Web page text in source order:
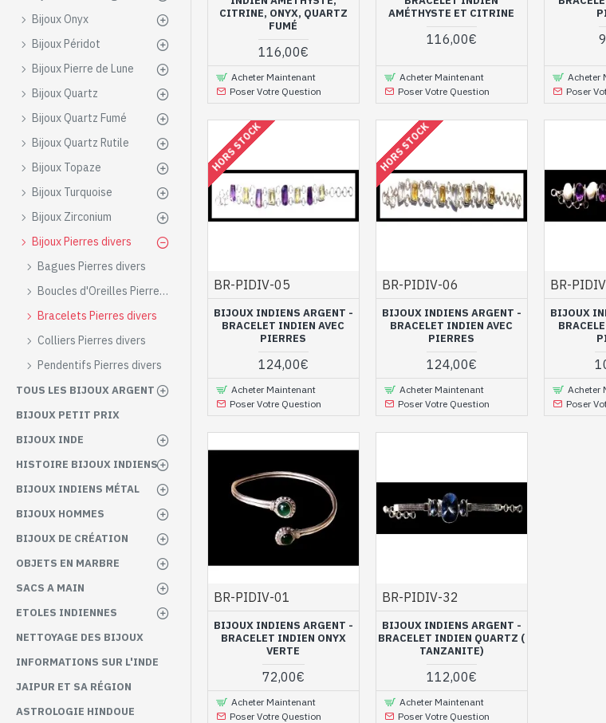
Bijoux Onyx
Bijoux Péridot
Bijoux Pierre de Lune
Bijoux Quartz
Bijoux Quartz Fumé
Bijoux Quartz Rutile
Bijoux Topaze
Bijoux Turquoise
Bijoux Zirconium
Bijoux Pierres divers
Bagues Pierres divers
Boucles d'Oreilles Pierres divers
Bracelets Pierres divers
Colliers Pierres divers
Pendentifs Pierres divers
TOUS LES BIJOUX ARGENT
BIJOUX PETIT PRIX
BIJOUX INDE
HISTOIRE BIJOUX INDIENS
BIJOUX INDIENS MÉTAL
BIJOUX HOMMES
BIJOUX DE CRÉATION
OBJETS EN MARBRE
SACS A MAIN
ETOLES INDIENNES
NETTOYAGE DES BIJOUX
INFORMATIONS SUR L'INDE
JAIPUR ET SA RÉGION
ASTROLOGIE HINDOUE
au contact de la peau, l'énergie de la pierre entre en résonance avec
des vertus de chaque pierre sertie sur ces bijoux indiens . Envie d’un joli
d’un savoir-faire ancestral, c’est le moment de se faire plaisir en
Des bracelets indiens lumineux composés de
touche d'originalité
CITRINE, ONYX, QUARTZ
FUMÉ
116,00€
Acheter Maintenant
Poser Votre Question
AMÉTHYSTE ET CITRINE
116,00€
Acheter Maintenant
Poser Votre Question
Acheter
Poser
HORS STOCK
BR-PIDIV-05
BIJOUX INDIENS ARGENT -
BRACELET INDIEN AVEC
PIERRES
124,00€
Acheter Maintenant
Poser Votre Question
HORS STOCK
BR-PIDIV-06
BIJOUX INDIENS ARGENT -
BRACELET INDIEN AVEC
PIERRES
124,00€
Acheter Maintenant
Poser Votre Question
BR-
BIJOUX
Acheter
Poser
BR-PIDIV-01
BIJOUX INDIENS ARGENT -
BRACELET INDIEN ONYX
VERTE
72,00€
Acheter Maintenant
Poser Votre Question
BR-PIDIV-32
BIJOUX INDIENS ARGENT -
BRACELET INDIEN QUARTZ (
TANZANITE)
112,00€
Acheter Maintenant
Poser Votre Question